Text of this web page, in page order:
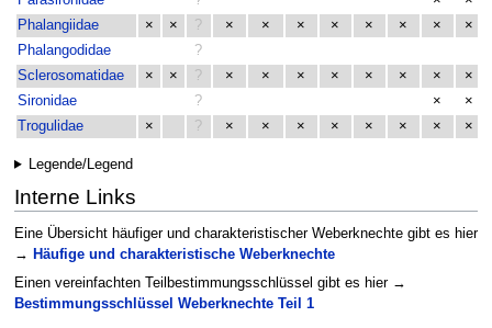
Phalangiidae
× × ? × × × × × × × ×
Phalangodidae
?
Sclerosomatidae
× × ? × × × × × × × ×
Sironidae
? ×
×
Trogulidae
× ? × × × × × × × ×
Legende/Legend
Interne Links
Eine Übersicht häufiger und charakteristischer Weberknechte gibt es hier
→ Häufige und charakteristische Weberknechte
Einen vereinfachten Teilbestimmungsschlüssel gibt es hier →
Bestimmungsschlüssel Weberknechte Teil 1